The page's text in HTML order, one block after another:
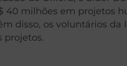
40 milhões em projetos
disso, os voluntários da
projetos.